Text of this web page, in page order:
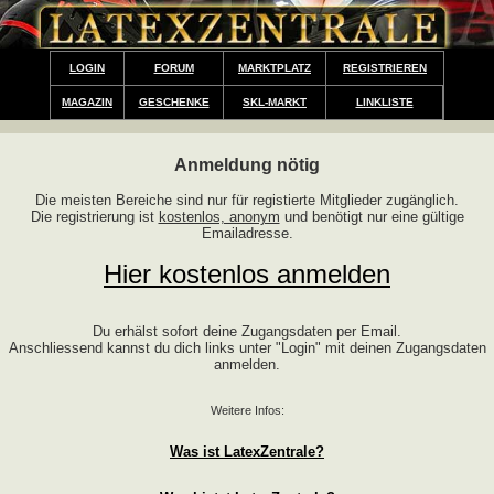
LOGIN FORUM MARKTPLATZ REGISTRIEREN
MAGAZIN GESCHENKE SKL-MARKT LINKLISTE
Anmeldung nötig
Die meisten Bereiche sind nur für registierte Mitglieder zugänglich.
Die registrierung ist kostenlos, anonym und benötigt nur eine gültige
Emailadresse.
Hier kostenlos anmelden
Du erhälst sofort deine Zugangsdaten per Email.
Anschliessend kannst du dich links unter "Login" mit deinen Zugangsdaten
anmelden.
Weitere Infos:
Was ist LatexZentrale?